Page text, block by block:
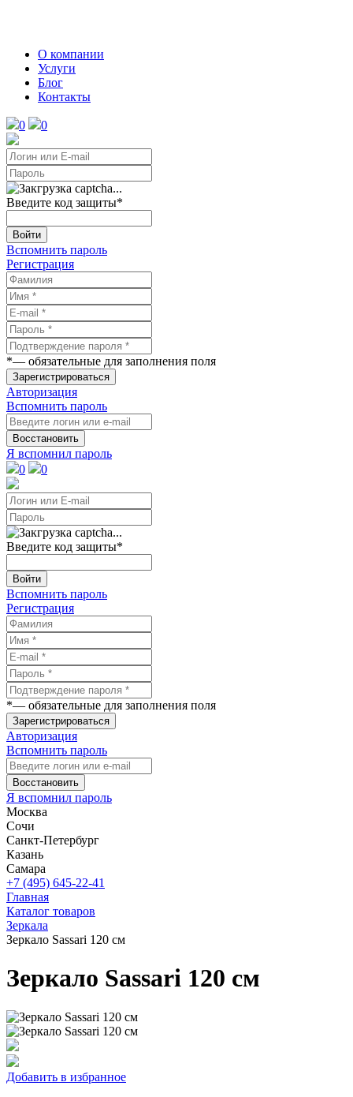
О компании
Услуги
Блог
Контакты
0 0
Введите код защиты*
Войти
Вспомнить пароль
Регистрация
*— обязательные для заполнения поля
Зарегистрироваться
Авторизация
Вспомнить пароль
Восстановить
Я вспомнил пароль
0
0
Введите код защиты*
Войти
Вспомнить пароль
Регистрация
*— обязательные для заполнения поля
Зарегистрироваться
Авторизация
Вспомнить пароль
Восстановить
Я вспомнил пароль
Москва
Сочи
Санкт-Петербург
Казань
Самара
+7 (495) 645-22-41
Главная
Каталог товаров
Зеркала
Зеркало Sassari 120 см
Зеркало Sassari 120 см
Добавить в избранное